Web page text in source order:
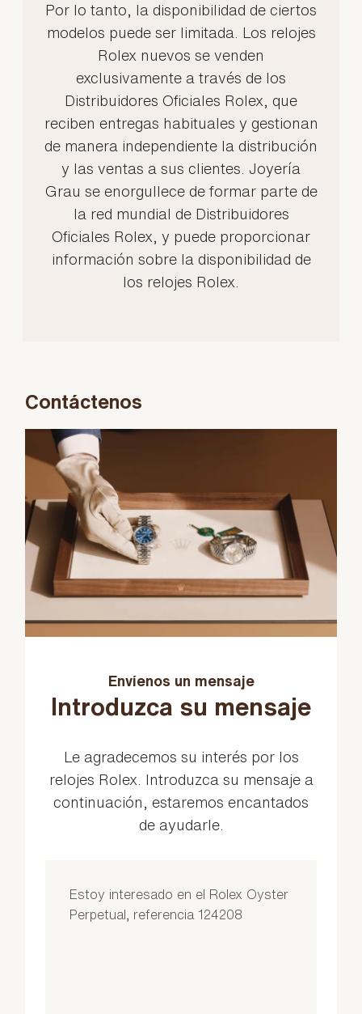
Por lo tanto, la disponibilidad de ciertos
modelos puede ser limitada. Los relojes
Rolex nuevos se venden
exclusivamente a través de los
Distribuidores Oficiales Rolex, que
reciben entregas habituales y gestionan
de manera independiente la distribución
y las ventas a sus clientes. Joyería
Grau se enorgullece de formar parte de
la red mundial de Distribuidores
Oficiales Rolex, y puede proporcionar
información sobre la disponibilidad de
los relojes Rolex.
Contáctenos
Envíenos un mensaje
Introduzca su mensaje
Le agradecemos su interés por los
relojes Rolex. Introduzca su mensaje a
continuación, estaremos encantados
de ayudarle.